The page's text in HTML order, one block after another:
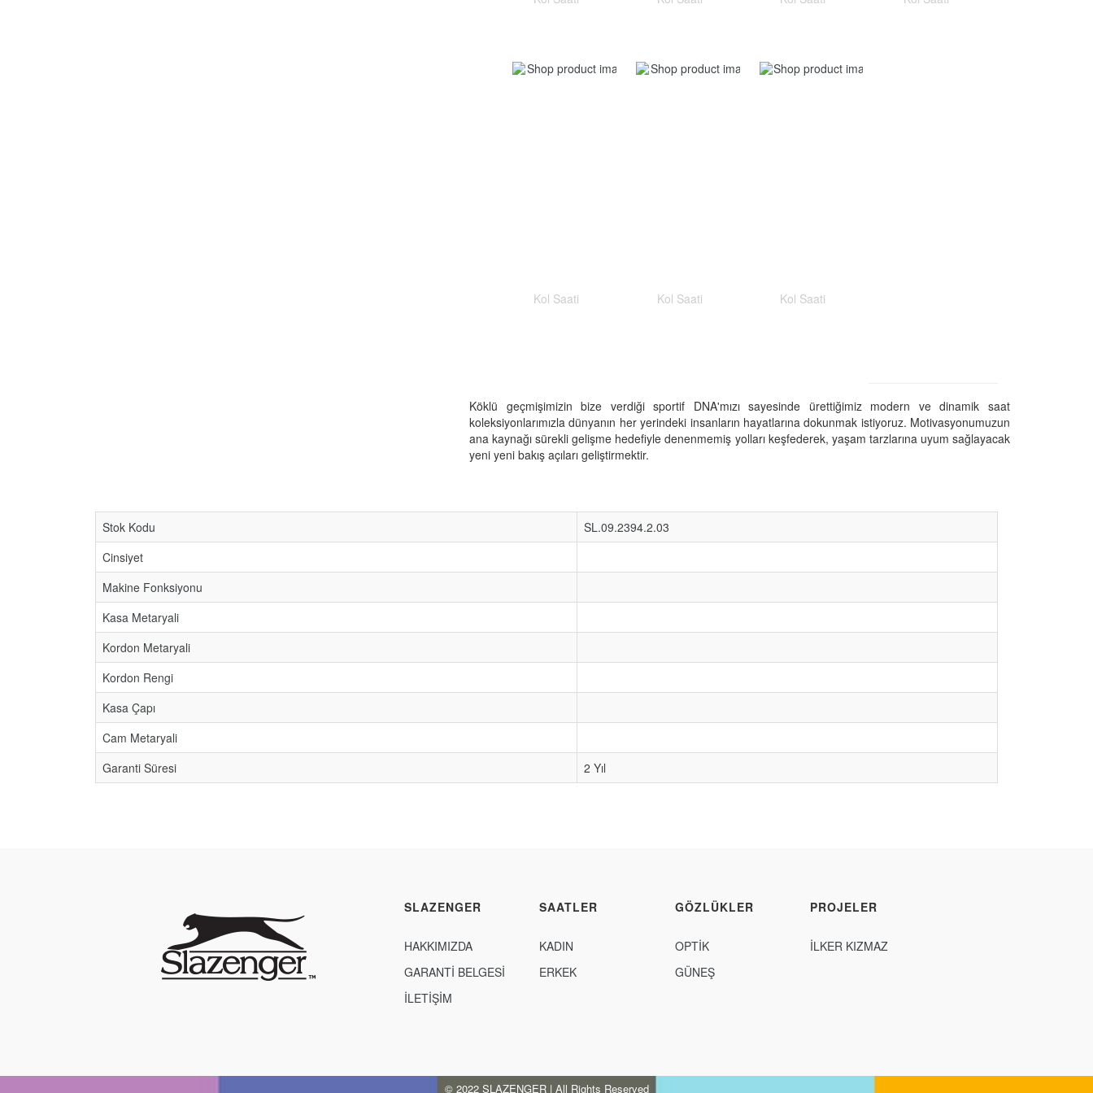
Kol Saati Kol Saati Kol Saati
Köklü geçmişimizin bize verdiği sportif DNA'mızı sayesinde ürettiğimiz modern ve dinamik saat
koleksiyonlarımızla dünyanın her yerindeki insanların hayatlarına dokunmak istiyoruz. Motivasyonumuzun
ana kaynağı sürekli gelişme hedefiyle denenmemiş yolları keşfederek, yaşam tarzlarına uyum sağlayacak
yeni yeni bakış açıları geliştirmektir.
Stok Kodu
SL.09.2394.2.03
Cinsiyet
Makine Fonksiyonu
Kasa Metaryali
Kordon Metaryali
Kordon Rengi
Kasa Çapı
Cam Metaryali
Garanti Süresi
2 Yıl
SLAZENGER
HAKKIMIZDA
GARANTİ BELGESİ
İLETİŞİM
SAATLER
KADIN
ERKEK
GÖZLÜKLER
OPTİK
GÜNEŞ
PROJELER
İLKER KIZMAZ
© 2022 SLAZENGER | All Rights Reserved